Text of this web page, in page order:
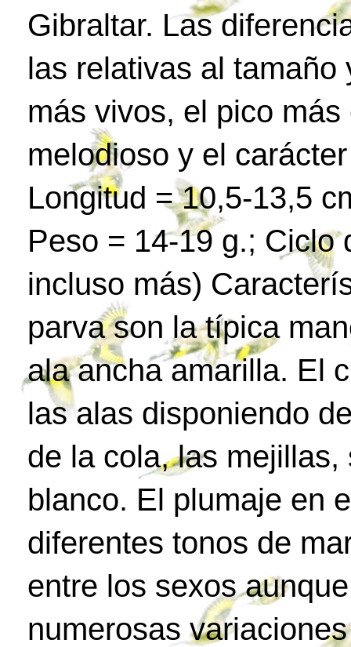
Gibraltar. Las
las relativas al
más vivos, el pico
melodioso y el
Longitud = 10,5-13,5
Peso = 14-19 g.; Ciclo
incluso más)
parva son la típica
ala ancha amarilla. El
las alas disponiendo
de la cola, las
blanco. El plumaje en
diferentes tonos de
entre los sexos
numerosas